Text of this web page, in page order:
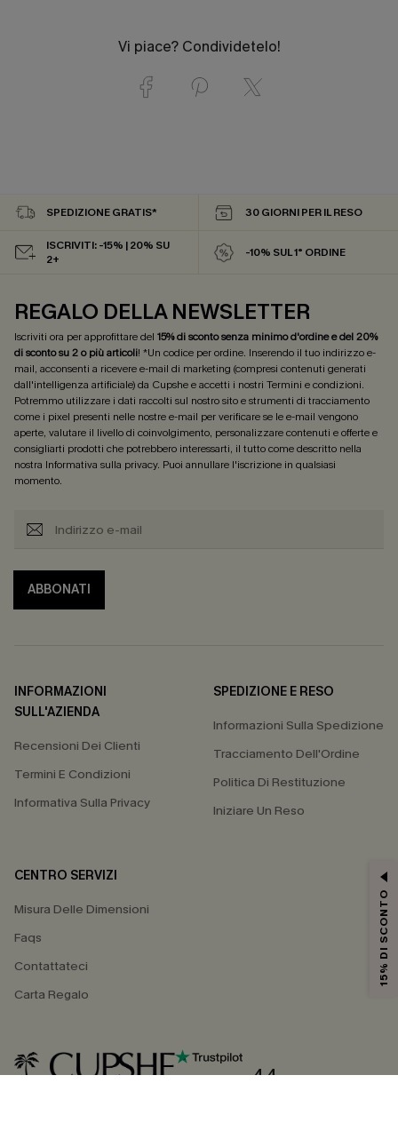
Vi piace? Condividetelo!
SPEDIZIONE GRATIS* 30 GIORNI PER IL RESO
ISCRIVITI: -15% | 20% SU
2+
-10% SUL 1° ORDINE
REGALO DELLA NEWSLETTER
Iscriviti ora per approfittare del 15% di sconto senza minimo d'ordine e del 20%
di sconto su 2 o più articoli! *Un codice per ordine. Inserendo il tuo indirizzo e-
mail, acconsenti a ricevere e-mail di marketing (compresi contenuti generati
dall'intelligenza artificiale) da Cupshe e accetti i nostri Termini e condizioni.
Potremmo utilizzare i dati raccolti sul nostro sito e strumenti di tracciamento
come i pixel presenti nelle nostre e-mail per verificare se le e-mail vengono
aperte, valutare il livello di coinvolgimento, personalizzare contenuti e offerte e
consigliarti prodotti che potrebbero interessarti, il tutto come descritto nella
nostra Informativa sulla privacy. Puoi annullare l'iscrizione in qualsiasi
momento.
ABBONATI
INFORMAZIONI
SULL'AZIENDA
Recensioni Dei Clienti
Termini E Condizioni
Informativa Sulla Privacy
SPEDIZIONE E RESO
Informazioni Sulla Spedizione
Tracciamento Dell'Ordine
Politica Di Restituzione
Iniziare Un Reso
CENTRO SERVIZI
Misura Delle Dimensioni
Faqs
Contattateci
Carta Regalo
4.4
15% DI SCONTO